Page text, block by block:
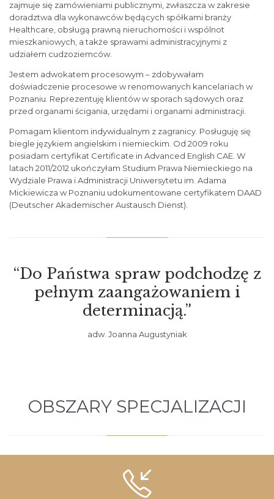
zajmuje się zamówieniami publicznymi, zwłaszcza w zakresie
doradztwa dla wykonawców będących spółkami branży
Healthcare, obsługą prawną nieruchomości i wspólnot
mieszkaniowych, a także sprawami administracyjnymi z
udziałem cudzoziemców.
Jestem adwokatem procesowym – zdobywałam
doświadczenie procesowe w renomowanych kancelariach w
Poznaniu. Reprezentuję klientów w sporach sądowych oraz
przed organami ścigania, urzędami i organami administracji.
Pomagam klientom indywidualnym z zagranicy. Posługuję się
biegle językiem angielskim i niemieckim. Od 2009 roku
posiadam certyfikat Certificate in Advanced English CAE. W
latach 2011/2012 ukończyłam Studium Prawa Niemieckiego na
Wydziale Prawa i Administracji Uniwersytetu im. Adama
Mickiewicza w Poznaniu udokumentowane certyfikatem DAAD
(Deutscher Akademischer Austausch Dienst).
“Do Państwa spraw podchodzę z
pełnym zaangażowaniem i
determinacją.”
adw. Joanna Augustyniak
OBSZARY SPECJALIZACJI
